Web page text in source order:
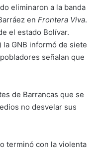
eliminaron a la banda
en Frontera Viva.
el estado Bolívar.
GNB informó de siete
señalan que
de Barrancas que se
no desvelar sus
terminó con la violenta